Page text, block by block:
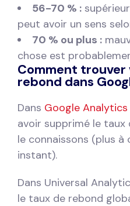
56-70 % :
peut avoir un sens
70 % ou plus :
chose est
Comment
rebond dans
Dans Google
avoir supprimé le
le connaissons (plus à
instant).
Dans Universal
le taux de rebond